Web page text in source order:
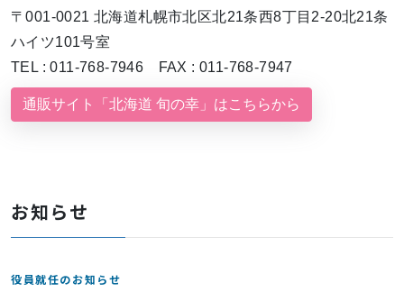
〒001-0021 北海道札幌市北区北21条西8丁目2-20北21条
ハイツ101号室
TEL : 011-768-7946 FAX : 011-768-7947
通販サイト「北海道 旬の幸」はこちらから
お知らせ
役員就任のお知らせ